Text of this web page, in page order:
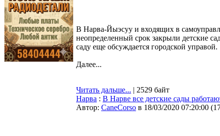
В Нарва-Йыэсуу и входящих в
неопределенный срок закрыли детские
саду еще обсуждается городской управой.
Далее...
Читать дальше... | 2529 байт
Нарва : В Нарве все детские сады
Автор: CaneCorso в 18/03/2020 07:20:00 (